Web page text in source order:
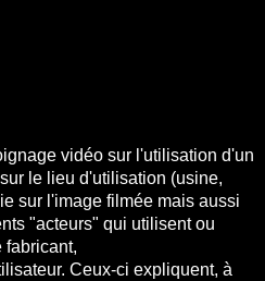
vidéo sur l'utilisation d'un
le lieu d'utilisation (usine,
sur l'image filmée mais aussi
"acteurs" qui utilisent ou
fabricant,
Ceux-ci expliquent, à